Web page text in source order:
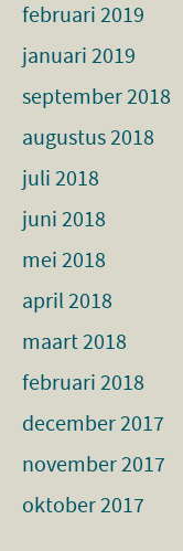
februari 2019
januari 2019
september 2018
augustus 2018
juli 2018
juni 2018
mei 2018
april 2018
maart 2018
februari 2018
december 2017
november 2017
oktober 2017